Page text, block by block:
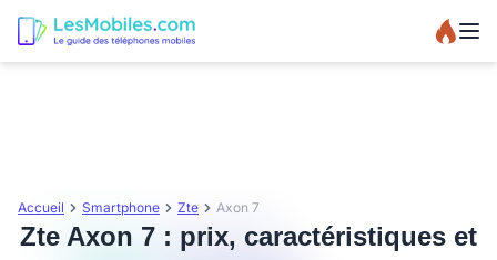
Accueil Smartphone Zte Axon 7
Zte Axon 7 : prix, caractéristiques et